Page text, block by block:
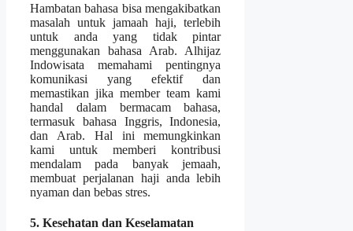
Hambatan bahasa bisa mengakibatkan
masalah untuk jamaah haji, terlebih
untuk anda yang tidak pintar
menggunakan bahasa Arab. Alhijaz
Indowisata memahami pentingnya
komunikasi yang efektif dan
memastikan jika member team kami
handal dalam bermacam bahasa,
termasuk bahasa Inggris, Indonesia,
dan Arab. Hal ini memungkinkan
kami untuk memberi kontribusi
mendalam pada banyak jemaah,
membuat perjalanan haji anda lebih
nyaman dan bebas stres.
5. Kesehatan dan Keselamatan